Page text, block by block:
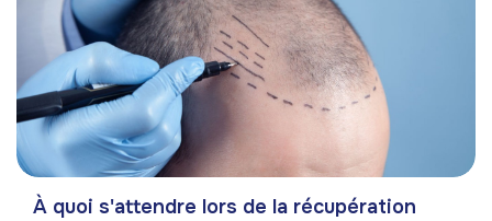
À quoi s'attendre lors de la récupération